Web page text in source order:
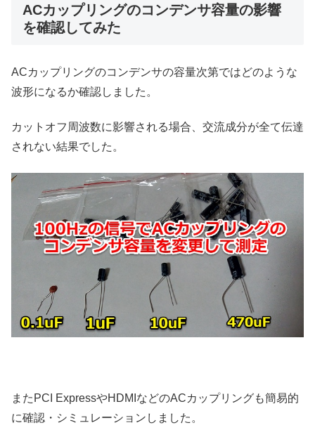
ACカップリングのコンデンサ容量の影響
を確認してみた
ACカップリングのコンデンサの容量次第ではどのような
波形になるか確認しました。
カットオフ周波数に影響される場合、交流成分が全て伝達
されない結果でした。
またPCI ExpressやHDMIなどのACカップリングも簡易的
に確認・シミュレーションしました。